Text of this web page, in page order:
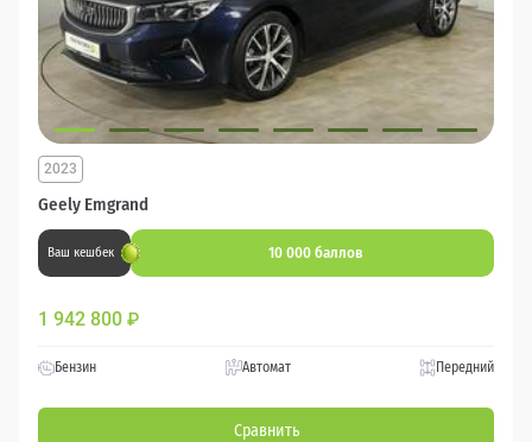
Geely Emgrand
2023
Ваш кешбек 10 000 баллов
1 942 800 ₽
Бензин Автомат Передний
Сравнить